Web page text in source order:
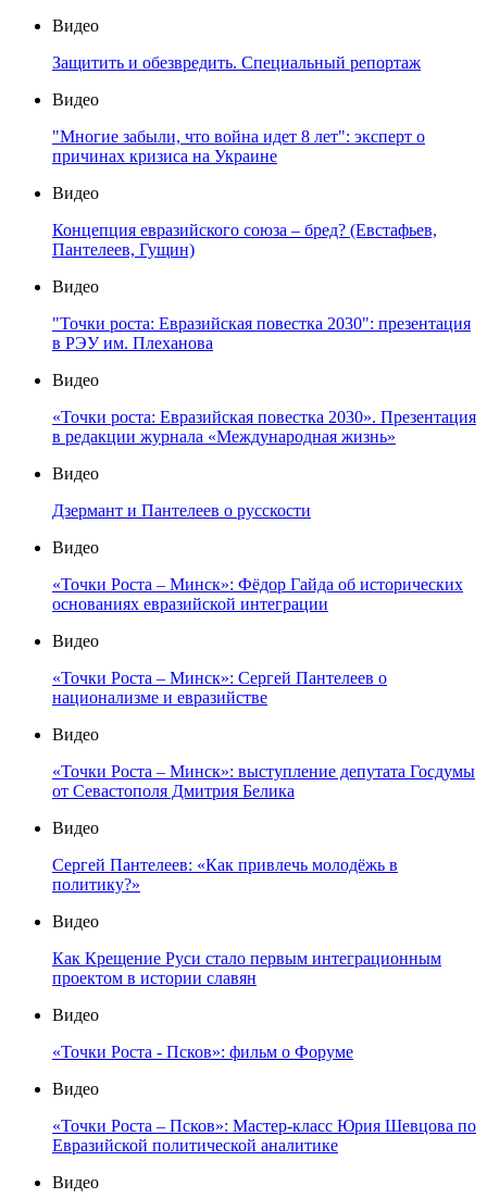
Видео
Защитить и обезвредить. Специальный репортаж
Видео
"Многие забыли, что война идет 8 лет": эксперт о
причинах кризиса на Украине
Видео
Концепция евразийского союза – бред? (Евстафьев,
Пантелеев, Гущин)
Видео
"Точки роста: Евразийская повестка 2030": презентация
в РЭУ им. Плеханова
Видео
«Точки роста: Евразийская повестка 2030». Презентация
в редакции журнала «Международная жизнь»
Видео
Дзермант и Пантелеев о русскости
Видео
«Точки Роста – Минск»: Фёдор Гайда об исторических
основаниях евразийской интеграции
Видео
«Точки Роста – Минск»: Сергей Пантелеев о
национализме и евразийстве
Видео
«Точки Роста – Минск»: выступление депутата Госдумы
от Севастополя Дмитрия Белика
Видео
Сергей Пантелеев: «Как привлечь молодёжь в
политику?»
Видео
Как Крещение Руси стало первым интеграционным
проектом в истории славян
Видео
«Точки Роста - Псков»: фильм о Форуме
Видео
«Точки Роста – Псков»: Мастер-класс Юрия Шевцова по
Евразийской политической аналитике
Видео